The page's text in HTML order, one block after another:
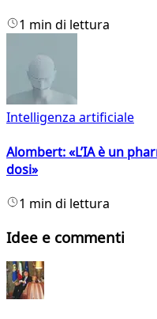
1 min di lettura
Intelligenza artificiale
Alombert: «L’IA è un
dosi»
1 min di lettura
Idee e commenti